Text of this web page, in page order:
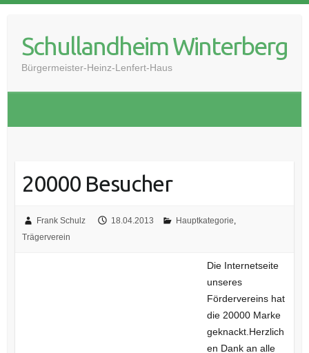
contentSchullandheim Winterberg
Bürgermeister-Heinz-Lenfert-Haus
20000 Besucher
Frank Schulz 18.04.2013 Hauptkategorie,
Trägerverein
Die Internetseite
unseres
Fördervereins hat
die 20000 Marke
geknackt.Herzlich
en Dank an alle